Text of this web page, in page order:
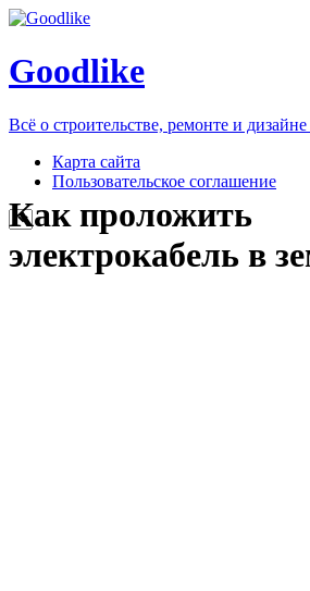
Goodlike
Всё о строительстве, ремонте и
Карта сайта
Пользовательское соглашение
Как проложить
электрокабель в